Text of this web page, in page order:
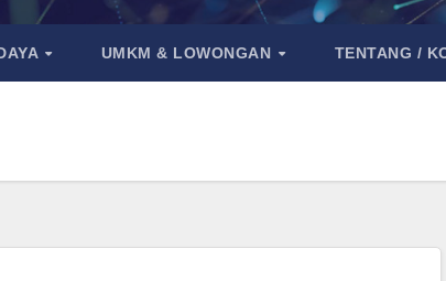
UMKM & LOWONGAN TENTANG /